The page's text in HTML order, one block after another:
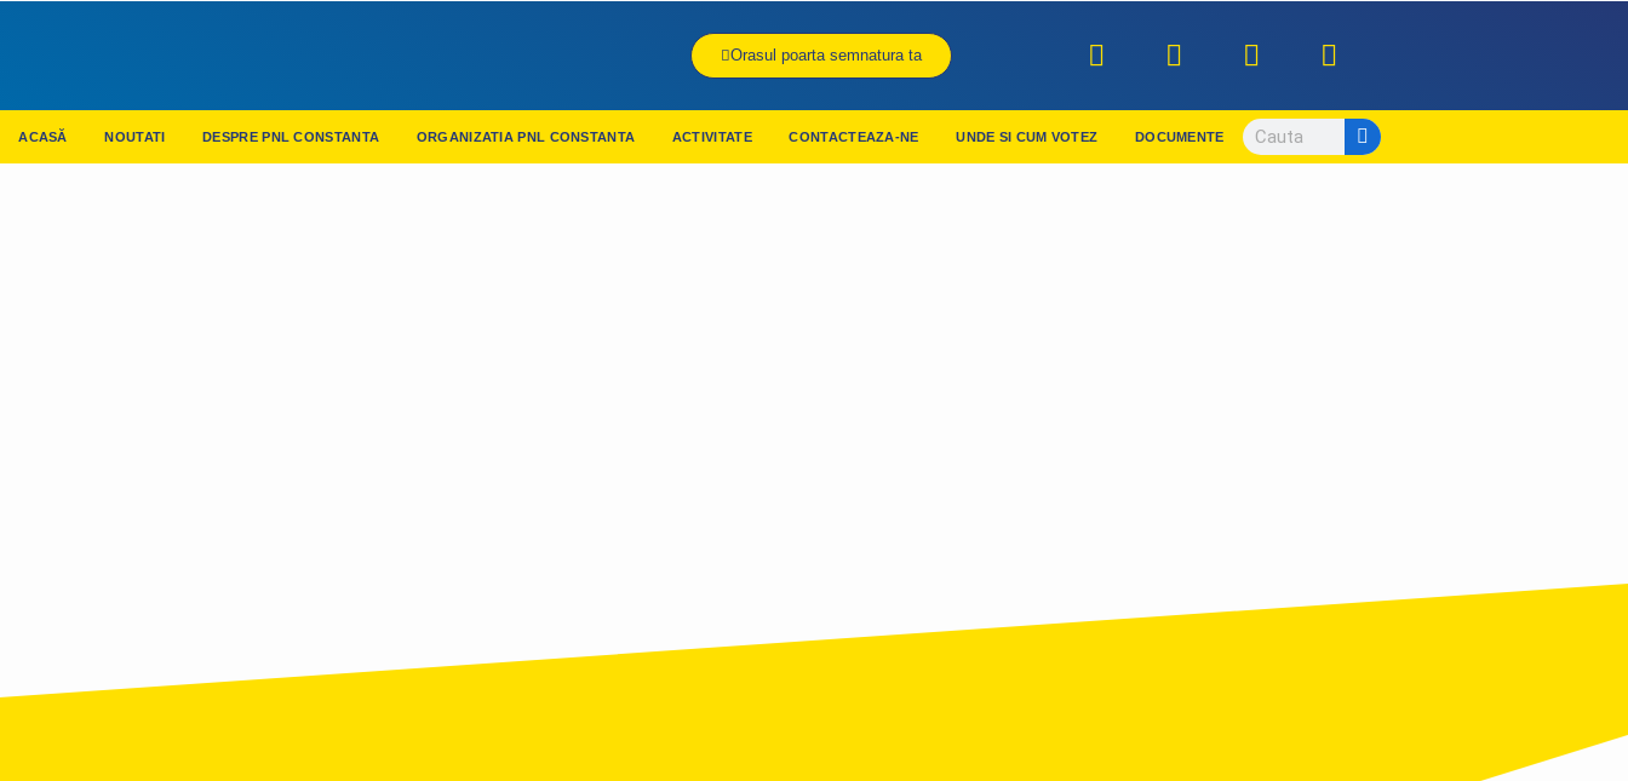
Orasul poarta semnatura ta
ACASĂ NOUTATI DESPRE PNL CONSTANTA ORGANIZATIA PNL CONSTANTA ACTIVITATE CONTACTEAZA-NE UNDE SI CUM VOTEZ DOCUMENTE